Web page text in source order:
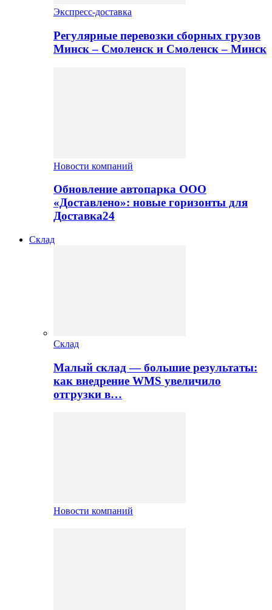
Экспресс-доставка
Регулярные перевозки сборных грузов
Минск – Смоленск и Смоленск – Минск
Новости компаний
Обновление автопарка ООО
«Доставлено»: новые горизонты для
Доставка24
Склад
Склад
Малый склад — большие результаты:
как внедрение WMS увеличило
отгрузки в…
Новости компаний